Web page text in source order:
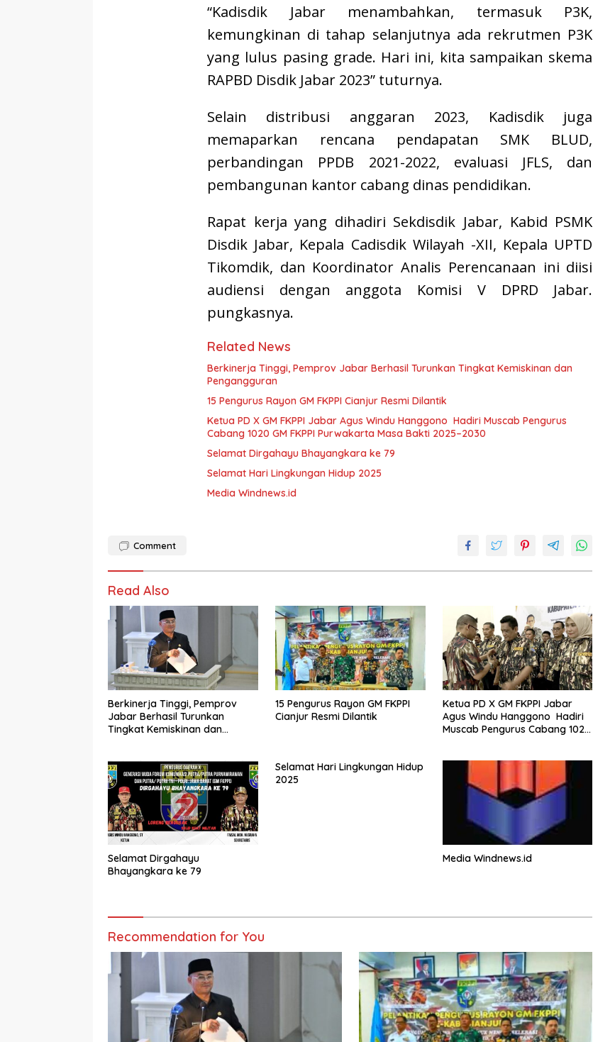
“Kadisdik Jabar menambahkan, termasuk P3K,
kemungkinan di tahap selanjutnya ada rekrutmen P3K
yang lulus pasing grade. Hari ini, kita sampaikan skema
RAPBD Disdik Jabar 2023” tuturnya.
Selain distribusi anggaran 2023, Kadisdik juga
memaparkan rencana pendapatan SMK BLUD,
perbandingan PPDB 2021-2022, evaluasi JFLS, dan
pembangunan kantor cabang dinas pendidikan.
Rapat kerja yang dihadiri Sekdisdik Jabar, Kabid PSMK
Disdik Jabar, Kepala Cadisdik Wilayah -XII, Kepala UPTD
Tikomdik, dan Koordinator Analis Perencanaan ini diisi
audiensi dengan anggota Komisi V DPRD Jabar.
pungkasnya.
Related News
Berkinerja Tinggi, Pemprov Jabar Berhasil Turunkan Tingkat Kemiskinan dan
Pengangguran
15 Pengurus Rayon GM FKPPI Cianjur Resmi Dilantik
Ketua PD X GM FKPPI Jabar Agus Windu Hanggono Hadiri Muscab Pengurus
Cabang 1020 GM FKPPI Purwakarta Masa Bakti 2025–2030
Selamat Dirgahayu Bhayangkara ke 79
Selamat Hari Lingkungan Hidup 2025
Media Windnews.id
Comment
Read Also
Berkinerja Tinggi, Pemprov
Jabar Berhasil Turunkan
Tingkat Kemiskinan dan
15 Pengurus Rayon GM FKPPI
Cianjur Resmi Dilantik
Ketua PD X GM FKPPI Jabar
Agus Windu Hanggono Hadiri
Muscab Pengurus Cabang 1020
Selamat Dirgahayu
Bhayangkara ke 79
Selamat Hari Lingkungan Hidup
2025
Media Windnews.id
Recommendation for You